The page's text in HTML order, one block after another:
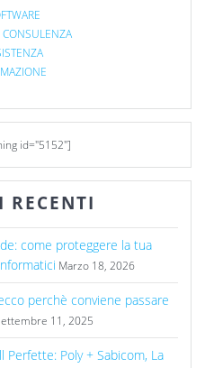
CONSULENZA
id="5152"]
RECENTI
come proteggere la tua
Marzo 18, 2026
perchè conviene passare
11, 2025
Perfette: Poly + Sabicom, La